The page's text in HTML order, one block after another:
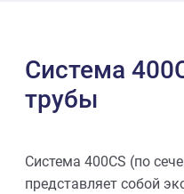
Система
трубы
Система 400CS (по
представляет собой